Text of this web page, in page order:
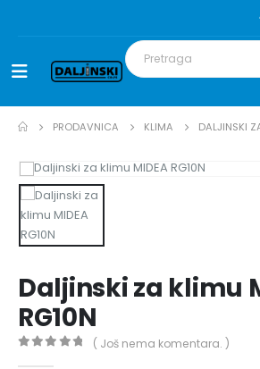
PRODAVNICA KLIMA DALJINSKI
Daljinski za klimu
RG10N
( Još nema komentara. )